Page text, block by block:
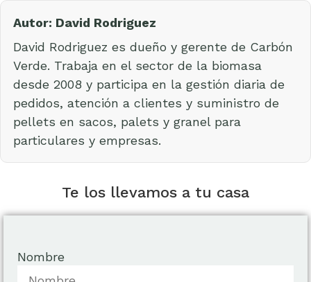
Autor: David Rodriguez
David Rodriguez es dueño y gerente de Carbón
Verde. Trabaja en el sector de la biomasa
desde 2008 y participa en la gestión diaria de
pedidos, atención a clientes y suministro de
pellets en sacos, palets y granel para
particulares y empresas.
Te los llevamos a tu casa
Nombre